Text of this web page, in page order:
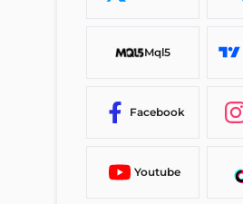
Mql5
Facebook
Youtube